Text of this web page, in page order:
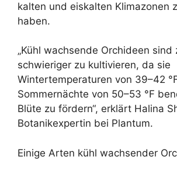
kalten und eiskalten Klimazonen
haben.
„Kühl wachsende Orchideen sind
schwieriger zu kultivieren, da sie
Wintertemperaturen von 39–42
Sommernächte von 50–53 °F
Blüte zu fördern“, erklärt Halina
Botanikexpertin bei Plantum.
Einige Arten kühl wachsender